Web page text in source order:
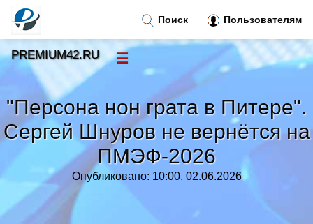
"Персона нон грата в Питере".
Сергей Шнуров не вернётся на
ПМЭФ-2026
Опубликовано: 10:00, 02.06.2026
Поиск Пользователям
PREMIUM42.RU ☰
Новости
Тренды новостей »
»
Правила »